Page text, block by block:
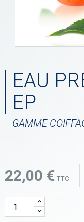
EAU
EP
GAMME
22,00 € TTC